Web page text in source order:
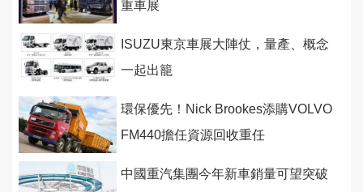
重車展
ISUZU東京車展大陣仗，量產、概念
一起出籠
環保優先！Nick Brookes添購VOLVO
FM440擔任資源回收重任
中國重汽集團今年新車銷量可望突破